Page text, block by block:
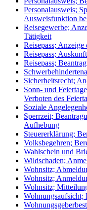
Personalausweis;
Ausweisfunktion
Reisegewerbe;
Tätigkeit
Reisepass;
Reisepass;
Reisepass;
Sicherheitsrecht;
Sonn- und
Verboten des
Soziale
Sperrzeit;
Aufhebung
Steuererklärung;
Volksbegehren;
Wahlschein und
Wildschaden;
Wohnsitz;
Wohnsitz;
Wohnsitz;
Wohnungsaufsicht;